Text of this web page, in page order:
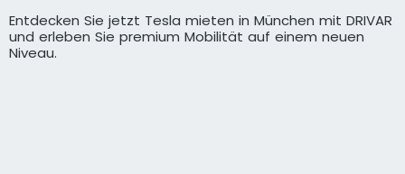
Entdecken Sie jetzt Tesla mieten in München mit DRIVAR
und erleben Sie premium Mobilität auf einem neuen
Niveau.